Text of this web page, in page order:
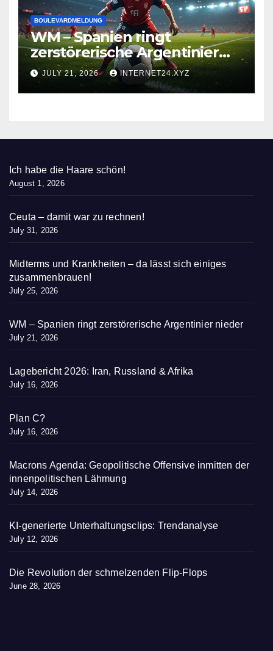
BOULEVARDMELDUNG
WM – Spanien ringt
zerstörerische Argentinier
nieder
JULY 21, 2026 INTERNET24.XYZ
Ich habe die Haare schön!
August 1, 2026
Ceuta – damit war zu rechnen!
July 31, 2026
Midterms und Krankheiten – da lässt sich einiges
zusammenbrauen!
July 25, 2026
WM – Spanien ringt zerstörerische Argentinier nieder
July 21, 2026
Lagebericht 2026: Iran, Russland & Afrika
July 16, 2026
Plan C?
July 16, 2026
Macrons Agenda: Geopolitische Offensive inmitten der
innenpolitischen Lähmung
July 14, 2026
KI-generierte Unterhaltungsclips: Trendanalyse
July 12, 2026
Die Revolution der schmelzenden Flip-Flops
June 28, 2026